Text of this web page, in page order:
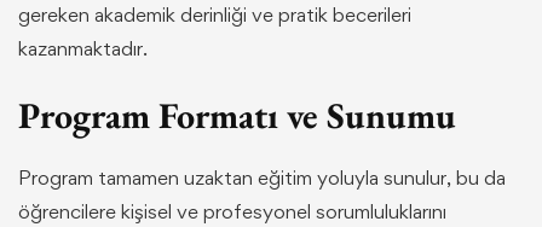
gereken akademik derinliği ve pratik becerileri
kazanmaktadır.
Program Formatı ve Sunumu
Program tamamen uzaktan eğitim yoluyla sunulur, bu da
öğrencilere kişisel ve profesyonel sorumluluklarını